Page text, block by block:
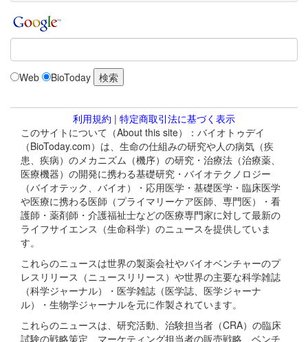
Web BioToday
利用規約 | 特定商取引法に基づく表示
このサイトについて（About this site）：バイオトゥデイ
（BioToday.com）は、生命の仕組みの研究や人の病気（疾
患、疾病）のメカニズム（機序）の研究・治療法（治療薬、
医療機器）の開発に携わる基礎研究・バイオテクノロジー
（バイオテック、バイオ）・応用医学・基礎医学・臨床医学
や医療に携わる医師（プライマリーケア医師、専門医）・看
護師・薬剤師・介護福祉士などの医療専門家に対して最新の
ライフサイエンス（生命科学）のニュースを提供していま
す。
これらのニュースは世界の製薬会社やバイオベンチャーのプ
レスリリース（ニュースリリース）や世界の主要な科学雑誌
（科学ジャーナル）・医学雑誌（医学誌、医学ジャーナ
ル）・生物学ジャーナルを元に作製されています。
これらのニュースは、研究活動、治験担当者（CRA）の臨床
試験の戦略策定、マーケティング担当者の販売戦略、ベンチ